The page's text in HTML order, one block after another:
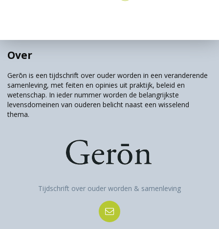
Over
Gerōn is een tijdschrift over ouder worden in een veranderende
samenleving, met feiten en opinies uit praktijk, beleid en
wetenschap. In ieder nummer worden de belangrijkste
levensdomeinen van ouderen belicht naast een wisselend
thema.
Tijdschrift over ouder worden & samenleving